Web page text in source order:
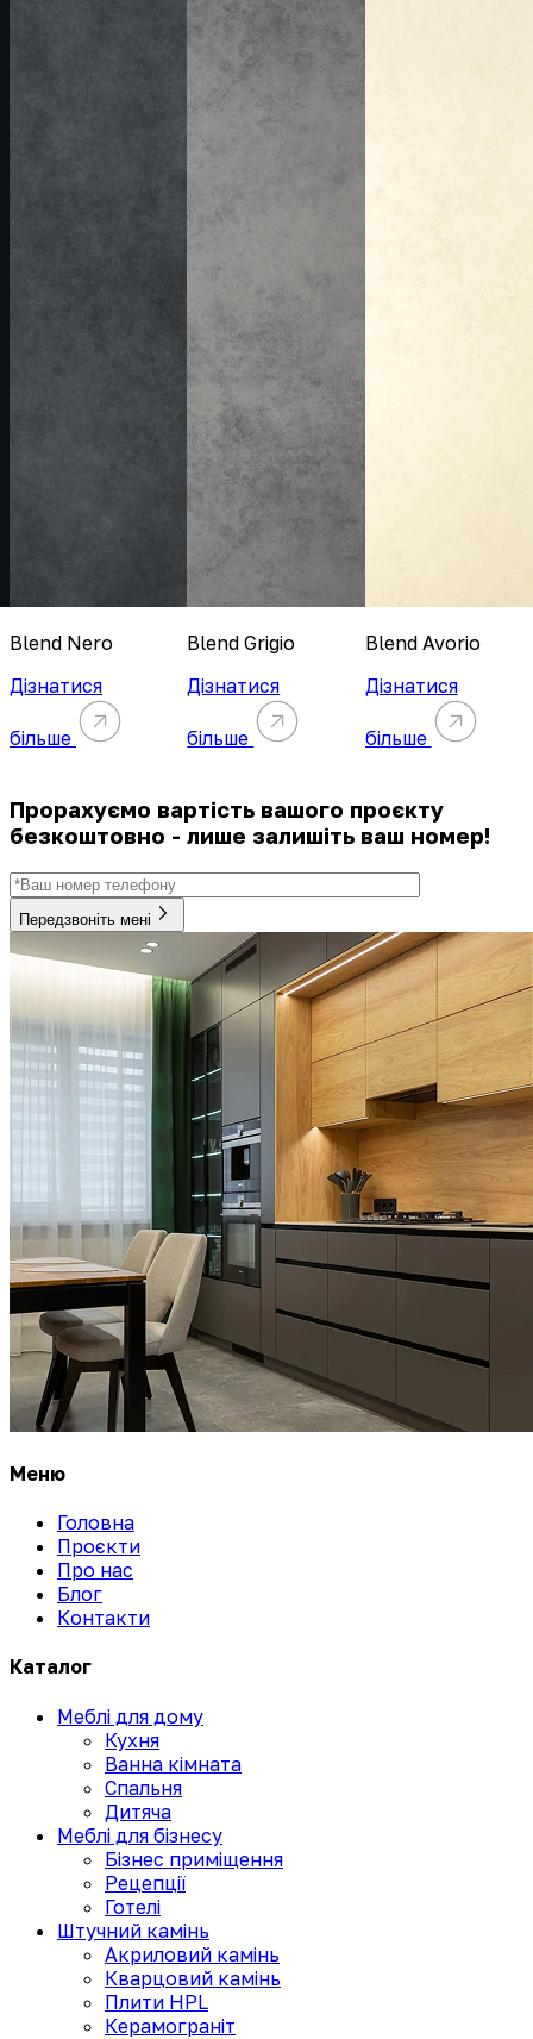
Blend Nero
Дізнатися
більше
Blend Grigio
Дізнатися
більше
Blend Avorio
Дізнатися
більше
Прорахуємо вартість вашого проєкту
безкоштовно - лише залишіть ваш номер!
Передзвоніть мені
Меню
Головна
Проєкти
Про нас
Блог
Контакти
Каталог
Меблі для дому
Кухня
Ванна кімната
Спальня
Дитяча
Меблі для бізнесу
Бізнес приміщення
Рецепції
Готелі
Штучний камінь
Акриловий камінь
Кварцовий камінь
Плити HPL
Керамограніт